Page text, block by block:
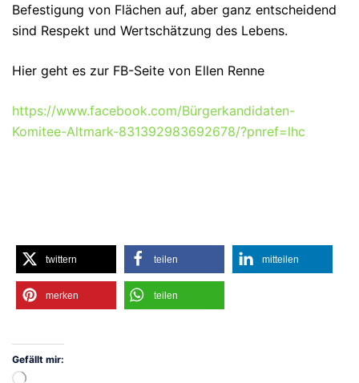
Befestigung von Flächen auf, aber ganz entscheidend
sind Respekt und Wertschätzung des Lebens.
Hier geht es zur FB-Seite von Ellen Renne
https://www.facebook.com/Bürgerkandidaten-
Komitee-Altmark-831392983692678/?pnref=lhc
twittern teilen mitteilen
merken teilen
Gefällt mir:
Wird